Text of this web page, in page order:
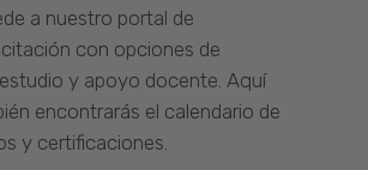
a nuestro portal de
con opciones de
y apoyo docente. Aquí
encontrarás el calendario de
y certificaciones.